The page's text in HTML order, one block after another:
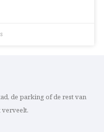
de parking of de rest van
verveelt.